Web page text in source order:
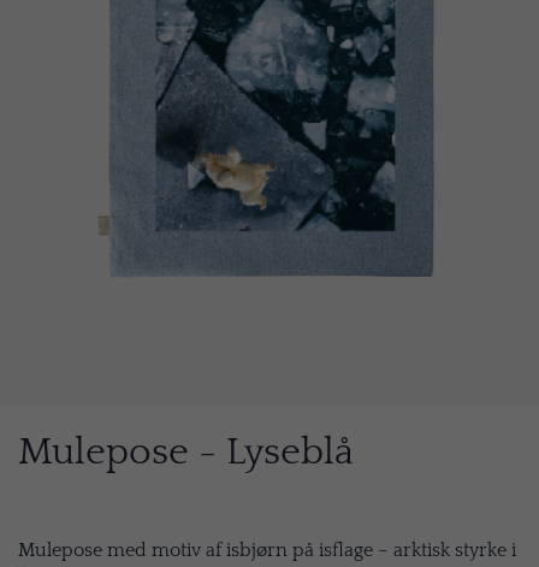
Mulepose - Lyseblå
Mulepose med motiv af isbjørn på isflage – arktisk styrke i